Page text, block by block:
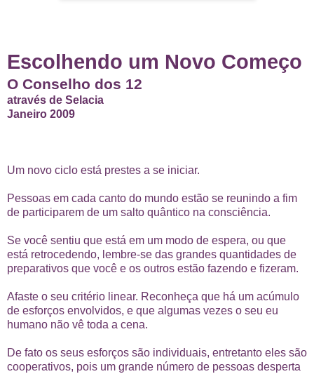
Escolhendo um Novo Começo
O Conselho dos 12
através de Selacia
Janeiro 2009
Um novo ciclo está prestes a se iniciar.
Pessoas em cada canto do mundo estão se reunindo a fim
de participarem de um salto quântico na consciência.
Se você sentiu que está em um modo de espera, ou que
está retrocedendo, lembre-se das grandes quantidades de
preparativos que você e os outros estão fazendo e fizeram.
Afaste o seu critério linear. Reconheça que há um acúmulo
de esforços envolvidos, e que algumas vezes o seu eu
humano não vê toda a cena.
De fato os seus esforços são individuais, entretanto eles são
cooperativos, pois um grande número de pessoas desperta